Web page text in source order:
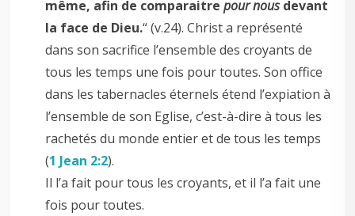
même, afin de comparaitrepour nousdevant
la face de Dieu.“ (v.24). Christ a représenté
dans son sacrifice l’ensemble des croyants de
tous les temps une fois pour toutes. Son office
dans les tabernacles éternels étend l’expiation à
l’ensemble de son Eglise, c’est-à-dire à tous les
rachetés du monde entier et de tous les temps
(1 Jean 2:2).
Il l’a fait pour tous les croyants, et il l’a fait une
fois pour toutes.